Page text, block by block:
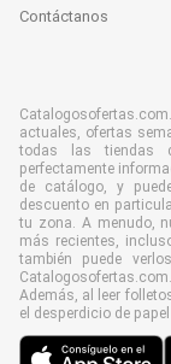
Contáctanos
actuales, ofertas
todas las tiendas
perfectamente
de catálogo, y
descuento en
tu zona. A menudo,
más recientes,
también puede
Además, al leer
el desperdicio de